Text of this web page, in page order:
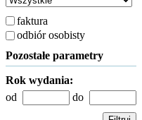
faktura
odbiór osobisty
Pozostałe parametry
Rok wydania:
od
do